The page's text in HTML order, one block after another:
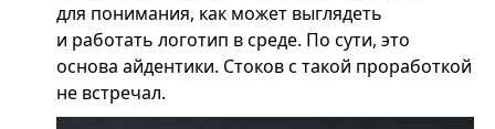
для понимания, как может выглядеть
и работать логотип в среде. По сути, это
основа айдентики. Стоков с такой проработкой
не встречал.